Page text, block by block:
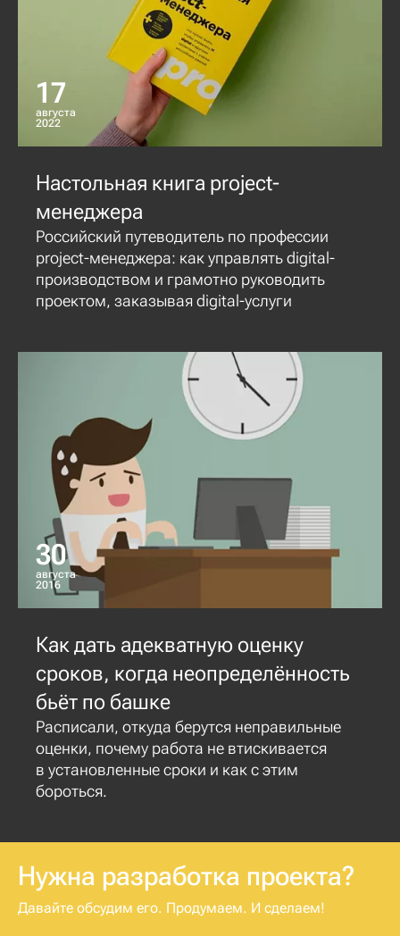
17
августа
2022
Настольная книга project-
менеджера
Российский путеводитель по профессии
project-менеджера: как управлять digital-
производством и грамотно руководить
проектом, заказывая digital-услуги
30
августа
2016
Как дать адекватную оценку
сроков, когда неопределённость
бьёт по башке
Расписали, откуда берутся неправильные
оценки, почему работа не втискивается
в установленные сроки и как с этим
бороться.
Нужна разработка проекта?
Давайте обсудим его. Продумаем. И сделаем!